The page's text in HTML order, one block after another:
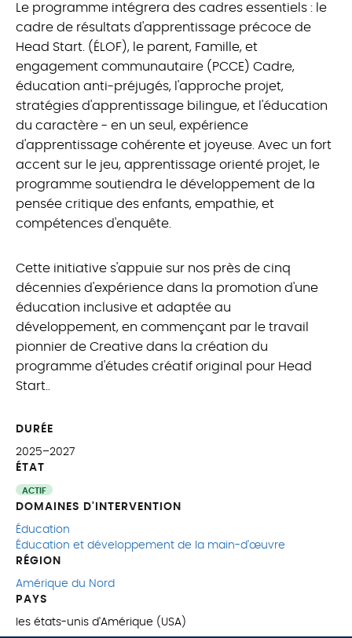
Le programme intégrera des cadres essentiels : le
cadre de résultats d'apprentissage précoce de
Head Start. (ÉLOF), le parent, Famille, et
engagement communautaire (PCCE) Cadre,
éducation anti-préjugés, l'approche projet,
stratégies d'apprentissage bilingue, et l'éducation
du caractère - en un seul, expérience
d'apprentissage cohérente et joyeuse. Avec un fort
accent sur le jeu, apprentissage orienté projet, le
programme soutiendra le développement de la
pensée critique des enfants, empathie, et
compétences d'enquête.
Cette initiative s'appuie sur nos près de cinq
décennies d'expérience dans la promotion d'une
éducation inclusive et adaptée au
développement, en commençant par le travail
pionnier de Creative dans la création du
programme d'études créatif original pour Head
Start..
DURÉE
2025–2027
ÉTAT
ACTIF
DOMAINES D'INTERVENTION
Éducation
Éducation et développement de la main-d'œuvre
RÉGION
Amérique du Nord
PAYS
les états-unis d'Amérique (USA)